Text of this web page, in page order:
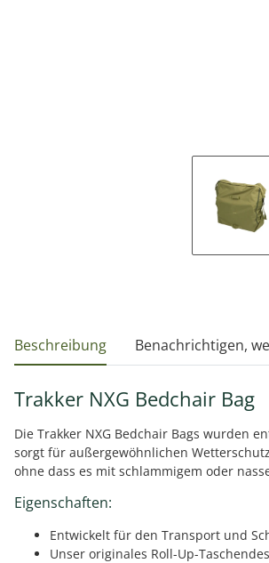
weitere Registerkarten anzeigen
Beschreibung Benachrichtigen,
Trakker NXG Bedchair Bag
Die Trakker NXG Bedchair Bags wurden
sorgt für außergewöhnlichen
ohne dass es mit schlammigem oder
Eigenschaften:
Entwickelt für den Transport und
Unser originales Roll-Up-